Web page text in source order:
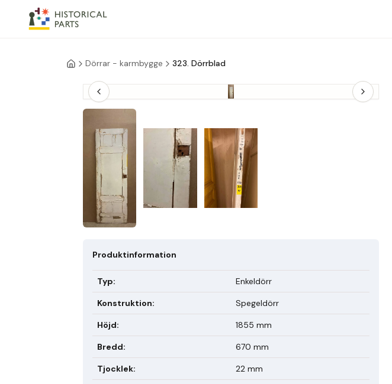
Dörrar - karmbygge 323. Dörrblad
Produktinformation
Typ: Enkeldörr
Konstruktion: Spegeldörr
Höjd: 1855 mm
Bredd: 670 mm
Tjocklek: 22 mm